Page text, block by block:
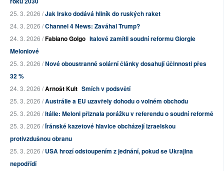
25. 3. 2026 /Jak Irsko dodává hliník do ruských raket
24. 3. 2026 /Channel 4 News: Zaváhal Trump?
24. 3. 2026 /Fabiano Golgo Italové zamítli soudní reformu Giorgie
Meloniové
25. 3. 2026 /Nové oboustranné solární články dosahují účinnosti přes
32 %
24. 3. 2026 /Arnošt Kult Smích v podsvětí
25. 3. 2026 /Austrálie a EU uzavřely dohodu o volném obchodu
25. 3. 2026 /Itálie: Meloni přiznala porážku v referendu o soudní reformě
25. 3. 2026 /Íránské kazetové hlavice obcházejí izraelskou
protivzdušnou obranu
25. 3. 2026 /USA hrozí odstoupením z jednání, pokud se Ukrajina
nepodřídí